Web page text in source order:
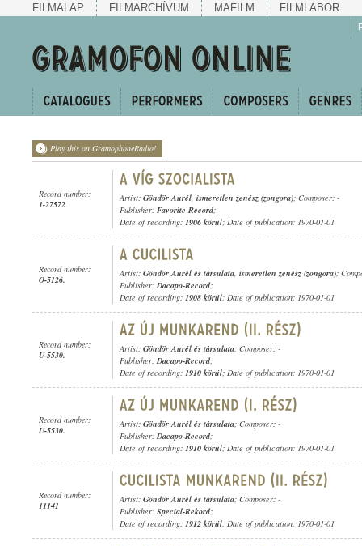
FILMALAP FILMARCHÍVUM MAFILM FILMLABOR
Play this on GramophoneRadio!
Record number:
1-27572
Artist: Göndör Aurél, ismeretlen zenész (zongora); Composer: -
Publisher: Favorite Record;
Date of recording: 1906 körül; Date of publication: 1970-01-01
Record number:
O-5126.
Artist: Göndör Aurél és társulata, ismeretlen zenész (zongora);
Publisher:Dacapo-Record;
Date of recording: 1908 körül; Date of publication: 1970-01-01
Record number:
U-5530.
Artist: Göndör Aurél és társulata; Composer: -
Publisher:Dacapo-Record;
Date of recording: 1910 körül; Date of publication: 1970-01-01
Record number:
U-5530.
Artist: Göndör Aurél és társulata; Composer: -
Publisher:Dacapo-Record;
Date of recording: 1910 körül; Date of publication: 1970-01-01
Record number:
11141
Artist: Göndör Aurél és társulata; Composer: -
Publisher: Special-Rekord;
Date of recording: 1912 körül; Date of publication: 1970-01-01